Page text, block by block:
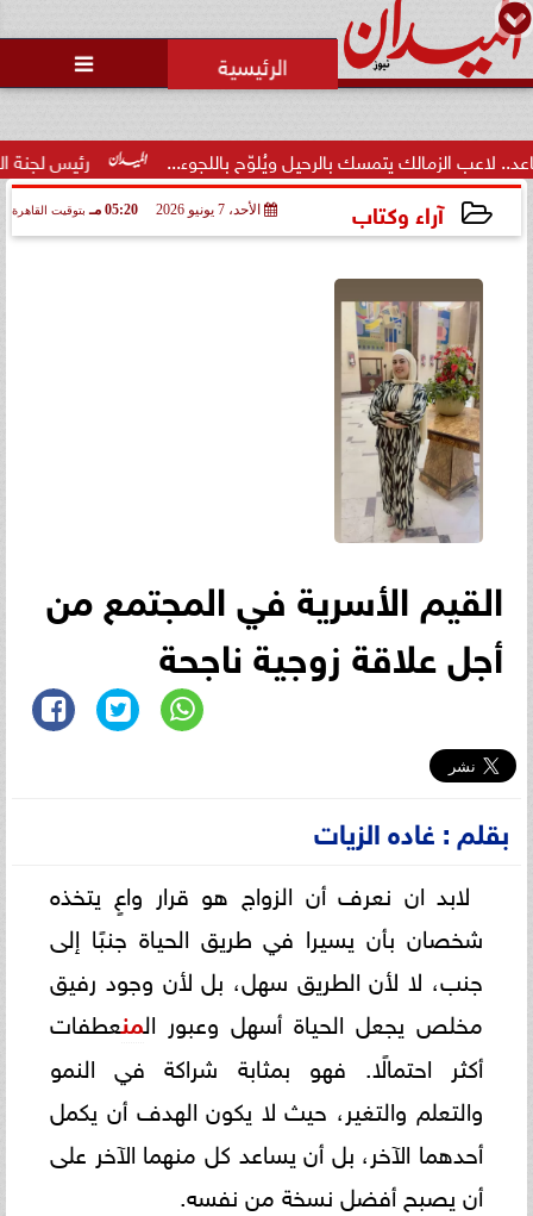

رئيس لجنة الحكام: يتمسك بالرحيل ويُلوّح باللجوء...
آراء وكتاب الأحد، 7 يونيو 2026 05:20 مـ بتوقيت القاهرة
القيم الأسرية في المجتمع من
أجل علاقة زوجية ناجحة
بقلم : غاده الزيات
لابد ان نعرف أن الزواج هو قرار واعٍ يتخذه
شخصان بأن يسيرا في طريق الحياة جنبًا إلى
جنب، لا لأن الطريق سهل، بل لأن وجود رفيق
مخلص يجعل الحياة أسهل وعبور المنعطفات
أكثر احتمالًا. فهو بمثابة شراكة في النمو
والتعلم والتغير، حيث لا يكون الهدف أن يكمل
أحدهما الآخر، بل أن يساعد كل منهما الآخر على
أن يصبح أفضل نسخة من نفسه.